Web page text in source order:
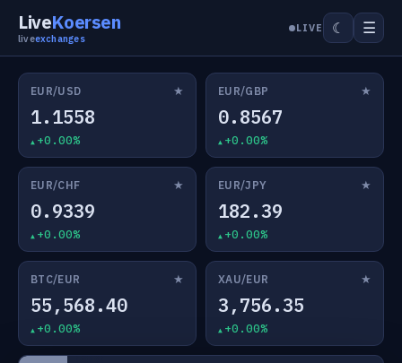
LiveKoersen
liveexchanges
LIVE ☾ ☰
EUR/USD ★
1.1558
+0.00%
EUR/GBP ★
0.8567
+0.00%
EUR/CHF ★
0.9339
+0.00%
EUR/JPY ★
182.39
+0.00%
BTC/EUR ★
55,568.40
+0.00%
XAU/EUR ★
3,756.35
+0.00%